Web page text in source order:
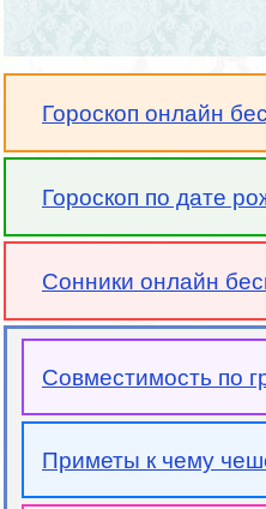
Гороскоп онлайн
Гороскоп по дате
Сонники онлайн
Совместимость по
Приметы к чему